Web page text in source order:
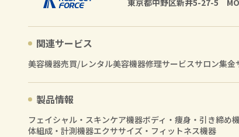
東京都中野区新井5-27-5
関連サービス
美容機器売買/レンタル美容機器修理サービスサロン集金
製品情報
フェイシャル・スキンケア機器ボディ・痩身・引き締め
体組成・計測機器エクササイズ・フィットネス機器